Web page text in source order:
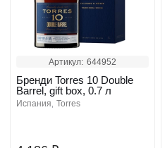
Артикул: 644952
Бренди Torres 10 Double
Barrel, gift box, 0.7 л
испания torres